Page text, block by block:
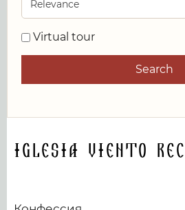
Virtual tour
Search
Iglesia Viento